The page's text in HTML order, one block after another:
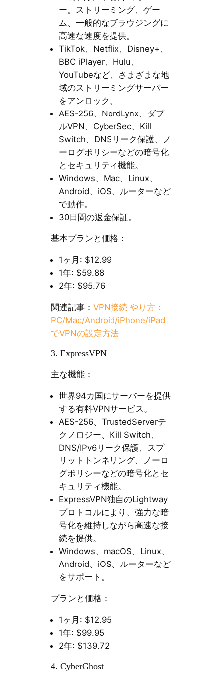
ー。ストリーミング、ゲー
ム、一般的なブラウジングに
高速な速度を提供。
TikTok、Netflix、Disney+、
BBC iPlayer、Hulu、
YouTubeなど、さまざまな地
域のストリーミングサーバー
をアンロック。
AES-256、NordLynx、ダブ
ルVPN、CyberSec、Kill
Switch、DNSリーク保護、ノ
ーログポリシーなどの暗号化
とセキュリティ機能。
Windows、Mac、Linux、
Android、iOS、ルーターなど
で動作。
30日間の返金保証。
基本プランと価格：
1ヶ月: $12.99
1年: $59.88
2年: $95.76
関連記事： VPN接続 やり方：
PC/Mac/Android/iPhone/iPad
でVPNの設定方法
3. ExpressVPN
主な機能：
世界94カ国にサーバーを提供
する有料VPNサービス。
AES-256、TrustedServerテ
クノロジー、Kill Switch、
DNS/IPv6リーク保護、スプ
リットトンネリング、ノーロ
グポリシーなどの暗号化とセ
キュリティ機能。
ExpressVPN独自のLightway
プロトコルにより、強力な暗
号化を維持しながら高速な接
続を提供。
Windows、macOS、Linux、
Android、iOS、ルーターなど
をサポート。
プランと価格：
1ヶ月: $12.95
1年: $99.95
2年: $139.72
4. CyberGhost